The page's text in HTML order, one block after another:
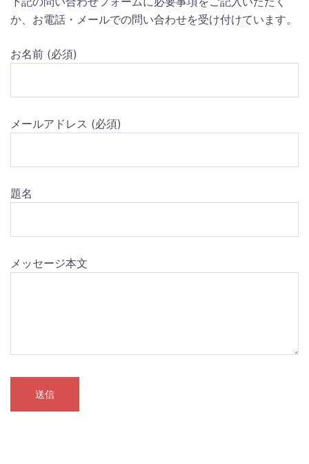
か、お電話・メールでの問い合わせを受け付けています。
お名前 (必須)
メールアドレス (必須)
題名
メッセージ本文